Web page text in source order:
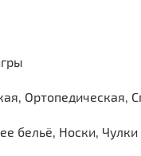
Ортопедическая,
бельё, Носки, Чулки